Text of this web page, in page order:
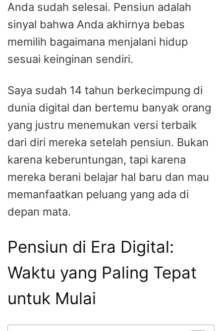
Anda sudah selesai. Pensiun adalah
sinyal bahwa Anda akhirnya bebas
memilih bagaimana menjalani hidup
sesuai keinginan sendiri.
Saya sudah 14 tahun berkecimpung di
dunia digital dan bertemu banyak orang
yang justru menemukan versi terbaik
dari diri mereka setelah pensiun. Bukan
karena keberuntungan, tapi karena
mereka berani belajar hal baru dan mau
memanfaatkan peluang yang ada di
depan mata.
Pensiun di Era Digital:
Waktu yang Paling Tepat
untuk Mulai